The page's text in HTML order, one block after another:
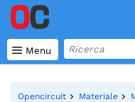
 Menu
Opencircuit Materiale